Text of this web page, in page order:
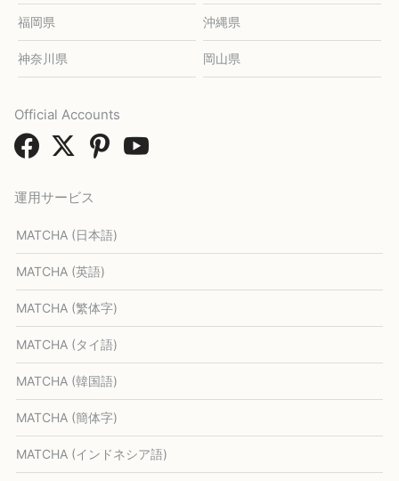
福岡県 沖縄県
神奈川県 岡山県
運用サービス
MATCHA (日本語)
MATCHA (英語)
MATCHA (繁体字)
MATCHA (タイ語)
MATCHA (韓国語)
MATCHA (簡体字)
MATCHA (インドネシア語)
Official Accounts